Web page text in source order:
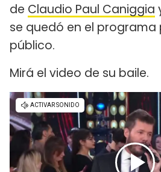
de Claudio Paul Caniggia
se quedó en el programa
público.
Mirá el video de su baile.